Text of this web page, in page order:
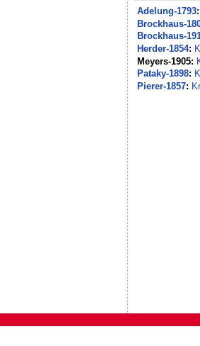
Adelung-1793:
Brockhaus-
Brockhaus-
Herder-1854:
Meyers-1905:
Pataky-1898:
Pierer-1857: